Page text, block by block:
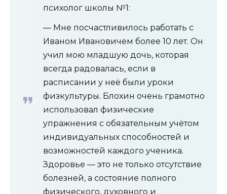
психолог школы №1:
— Мне посчастливилось работать с
Иваном Ивановичем более 10 лет. Он
учил мою младшую дочь, которая
всегда радовалась, если в
расписании у неё были уроки
физкультуры. Блохин очень грамотно
использовал физические
упражнения с обязательным учётом
индивидуальных способностей и
возможностей каждого ученика.
Здоровье — это не только отсутствие
болезней, а состояние полного
физического, духовного и